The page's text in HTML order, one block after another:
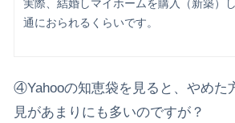
実際、結婚しマイホームを購入（新築）
通におられるくらいです。
④Yahooの知恵袋を見ると、やめた
見があまりにも多いのですが？